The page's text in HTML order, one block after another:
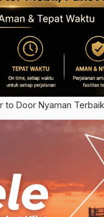
to Door Nyaman